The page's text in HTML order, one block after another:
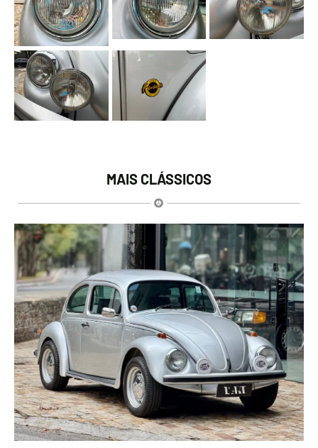
MAIS CLÁSSICOS